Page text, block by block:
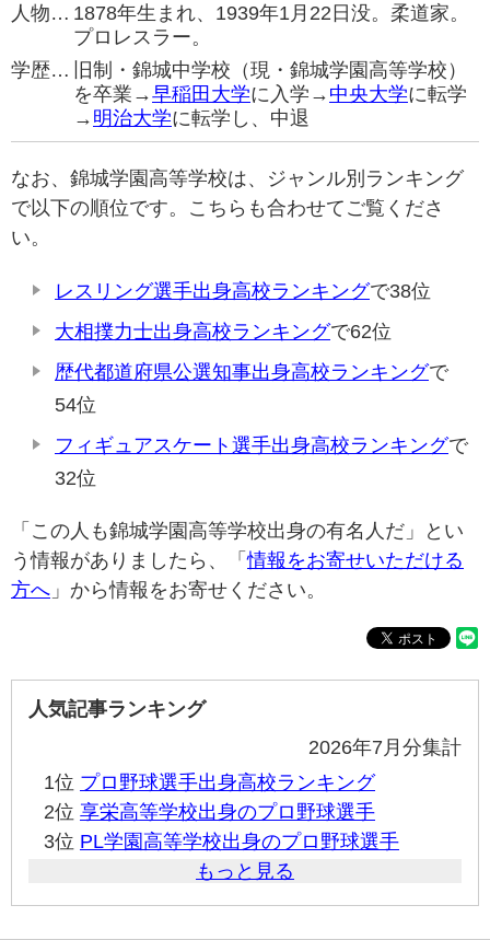
人物… 1878年生まれ、1939年1月22日没。柔道家。
プロレスラー。
学歴…
旧制・錦城中学校（現・錦城学園高等学校）
を卒業→早稲田大学に入学→ 中央大学に転学
→ 明治大学に転学し、中退
なお、錦城学園高等学校は、ジャンル別ランキング
で以下の順位です。こちらも合わせてご覧くださ
い。
レスリング選手出身高校ランキングで38位
大相撲力士出身高校ランキングで62位
歴代都道府県公選知事出身高校ランキングで
54位
フィギュアスケート選手出身高校ランキングで
32位
「この人も錦城学園高等学校出身の有名人だ」とい
う情報がありましたら、「情報をお寄せいただける
方へ 」から情報をお寄せください。
人気記事ランキング
2026年7月分集計
1位 プロ野球選手出身高校ランキング
2位 享栄高等学校出身のプロ野球選手
3位 PL学園高等学校出身のプロ野球選手
もっと見る